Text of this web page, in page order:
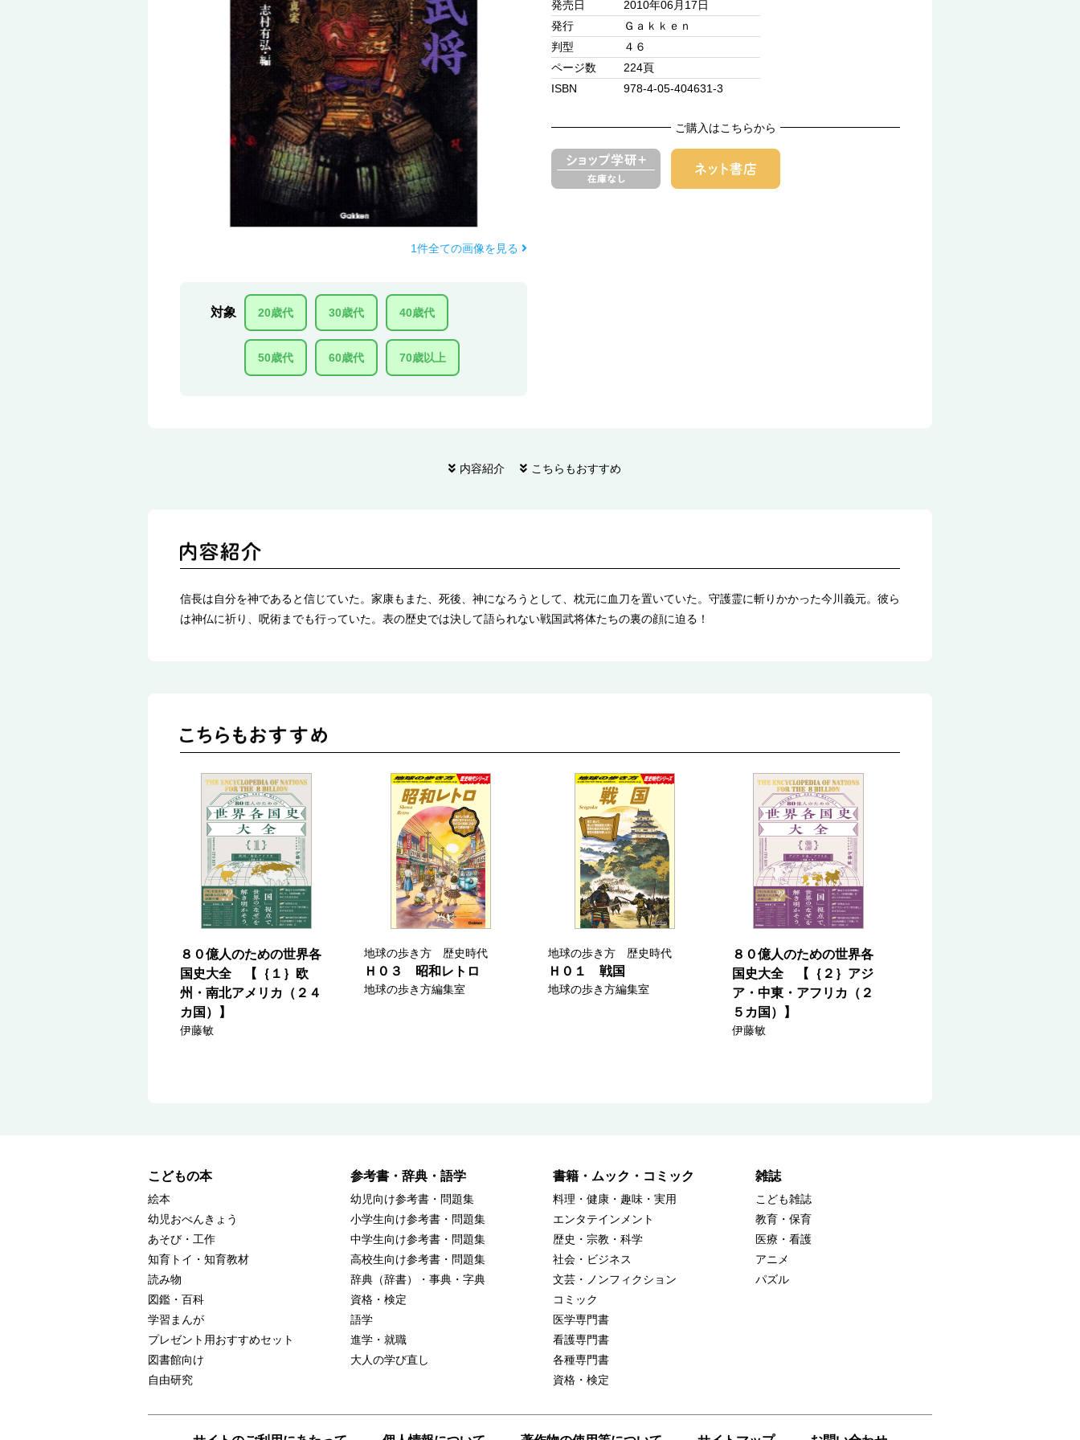
1件全ての画像を見る
対象 20歳代 30歳代 40歳代
50歳代 60歳代 70歳以上
発売日
2010年06月17日
発行
Ｇａｋｋｅｎ
判型
４６
ページ数
224頁
ISBN
978-4-05-404631-3
ご購入はこちらから
内容紹介 こちらもおすすめ
信長は自分を神であると信じていた。家康もまた、死後、神になろうとして、枕元に血刀を置いていた。守護霊に斬りかかった今川義元。彼ら
は神仏に祈り、呪術までも行っていた。表の歴史では決して語られない戦国武将体たちの裏の顔に迫る！
８０億人のための世界各
国史大全 【｛１｝欧
州・南北アメリカ（２４
カ国）】
伊藤敏
地球の歩き方 歴史時代
Ｈ０３ 昭和レトロ
地球の歩き方編集室
地球の歩き方 歴史時代
Ｈ０１ 戦国
地球の歩き方編集室
８０億人のための世界各
国史大全 【｛２｝アジ
ア・中東・アフリカ（２
５カ国）】
伊藤敏
こどもの本
絵本
幼児おべんきょう
あそび・工作
知育トイ・知育教材
読み物
図鑑・百科
学習まんが
プレゼント用おすすめセット
図書館向け
自由研究
参考書・辞典・語学
幼児向け参考書・問題集
小学生向け参考書・問題集
中学生向け参考書・問題集
高校生向け参考書・問題集
辞典（辞書）・事典・字典
資格・検定
語学
進学・就職
大人の学び直し
書籍・ムック・コミック
料理・健康・趣味・実用
エンタテインメント
歴史・宗教・科学
社会・ビジネス
文芸・ノンフィクション
コミック
医学専門書
看護専門書
各種専門書
資格・検定
雑誌
こども雑誌
教育・保育
医療・看護
アニメ
パズル